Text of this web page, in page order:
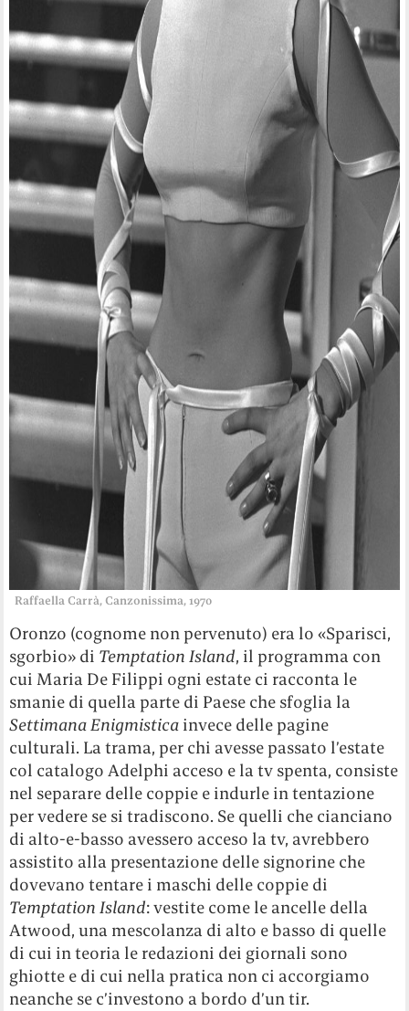
Raffaella Carrà, Canzonissima, 1970
Oronzo (cognome non pervenuto) era lo «Sparisci,
sgorbio» di Temptation Island, il programma con
cui Maria De Filippi ogni estate ci racconta le
smanie di quella parte di Paese che sfoglia la
Settimana Enigmistica invece delle pagine
culturali. La trama, per chi avesse passato l’estate
col catalogo Adelphi acceso e la tv spenta, consiste
nel separare delle coppie e indurle in tentazione
per vedere se si tradiscono. Se quelli che cianciano
di alto-e-basso avessero acceso la tv, avrebbero
assistito alla presentazione delle signorine che
dovevano tentare i maschi delle coppie di
Temptation Island: vestite come le ancelle della
Atwood, una mescolanza di alto e basso di quelle
di cui in teoria le redazioni dei giornali sono
ghiotte e di cui nella pratica non ci accorgiamo
neanche se c’investono a bordo d’un tir.